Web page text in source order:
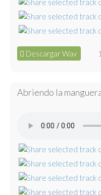
Descargar Wav
Abriendo la